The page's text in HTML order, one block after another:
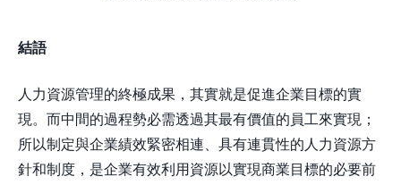
結語
人力資源管理的終極成果，其實就是促進企業目標的實
現。而中間的過程勢必需透過其最有價值的員工來實現；
所以制定與企業績效緊密相連、具有連貫性的人力資源方
針和制度，是企業有效利用資源以實現商業目標的必要前